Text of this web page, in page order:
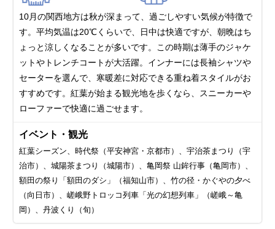
10月の関西地方は秋が深まって、過ごしやすい気候が特徴で
す。平均気温は20℃くらいで、日中は快適ですが、朝晩はち
ょっと涼しくなることが多いです。この時期は薄手のジャケ
ットやトレンチコートが大活躍。インナーには長袖シャツや
セーターを選んで、寒暖差に対応できる重ね着スタイルがお
すすめです。紅葉が始まる観光地を歩くなら、スニーカーや
ローファーで快適に過ごせます。
イベント・観光
紅葉シーズン、時代祭（平安神宮・京都市）、宇治茶まつり（宇
治市）、城陽茶まつり（城陽市）、亀岡祭 山鉾行事（亀岡市）、
額田の祭り「額田のダシ」（福知山市）、竹の径・かぐやの夕べ
（向日市）、嵯峨野トロッコ列車「光の幻想列車」（嵯峨～亀
岡）、丹波くり（旬）